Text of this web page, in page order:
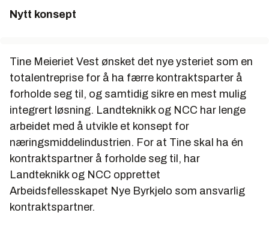
Nytt konsept
Tine Meieriet Vest ønsket det nye ysteriet som en
totalentreprise for å ha færre kontraktsparter å
forholde seg til, og samtidig sikre en mest mulig
integrert løsning. Landteknikk og NCC har lenge
arbeidet med å utvikle et konsept for
næringsmiddelindustrien. For at Tine skal ha én
kontraktspartner å forholde seg til, har
Landteknikk og NCC opprettet
Arbeidsfellesskapet Nye Byrkjelo som ansvarlig
kontraktspartner.